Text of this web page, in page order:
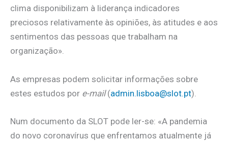
clima disponibilizam à liderança indicadores
preciosos relativamente às opiniões, às atitudes e aos
sentimentos das pessoas que trabalham na
organização».
As empresas podem solicitar informações sobre
estes estudos por e-mail(admin.lisboa@slot.pt).
Num documento da SLOT pode ler-se: «A pandemia
do novo coronavírus que enfrentamos atualmente já